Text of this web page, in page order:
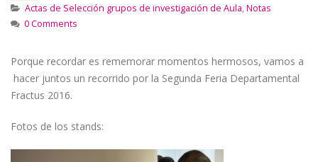
Actas de Selección grupos de investigación de Aula,Notas
0 Comments
Porque recordar es rememorar momentos hermosos, vamos a
hacer juntos un recorrido por la Segunda Feria Departamental
Fractus 2016.
Fotos de los stands: